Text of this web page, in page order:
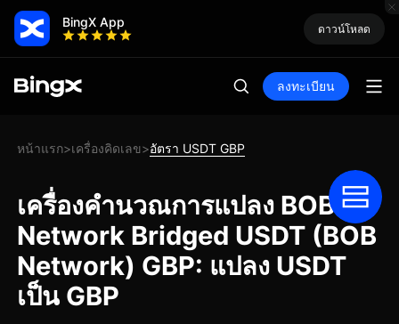
BingX App ดาวน์โหลด
ลงทะเบียน
หน้าแรก>เครื่องคิดเลข>อัตรา USDT GBP
เครื่องคำนวณการแปลง BOB
Network Bridged USDT (BOB
Network) GBP: แปลง USDT
เป็น GBP